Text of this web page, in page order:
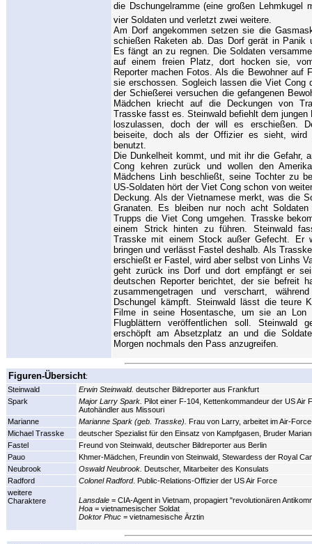
die Dschungelramme (eine großen
vier Soldaten und verletzt zwei weitere.
Am Dorf angekommen setzen sie die
schießen Raketen ab. Das Dorf gerät in Panik
Es fängt an zu regnen. Die Soldaten
auf einem freien Platz, dort hocken sie,
Reporter machen Fotos. Als die Bewohner auf
sie erschossen. Sogleich lassen die Viet Cong
der Schießerei versuchen die gefangenen
Mädchen kriecht auf die Deckungen von
Trasske fasst es. Steinwald befiehlt dem jungen
loszulassen, doch der will es erschießen.
beiseite, doch als der Offizier es sieht,
benutzt.
Die Dunkelheit kommt, und mit ihr die Gefahr,
Cong kehren zurück und wollen den
Mädchens Linh beschließt, seine Tochter zu
US-Soldaten hört der Viet Cong schon von
Deckung. Als der Vietnamese merkt, was die
Granaten. Es bleiben nur noch acht
Trupps die Viet Cong umgehen. Trasske
einem Strick hinten zu führen. Steinwald
Trasske mit einem Stock außer Gefecht. Er
bringen und verlässt Fastel deshalb. Als
erschießt er Fastel, wird aber selbst von Linhs
geht zurück ins Dorf und dort empfängt er
deutschen Reporter berichtet, der sie befreit
zusammengetragen und verscharrt,
Dschungel kämpft. Steinwald lässt die teure
Filme in seine Hosentasche, um sie an
Flugblättern veröffentlichen soll. Steinwald
erschöpft am Absetzplatz an und die
Morgen nochmals den Pass anzugreifen.
Figuren-Übersicht:
Steinwald
Erwin Steinwald. deutscher Bildreporter aus Frankfurt
Spark
Major Larry Spark. Pilot einer F-104, Kettenkommandeur der US Air
Autohändler aus Missouri
Marianne
Marianne Spark (geb. Trasske).
Frau von Larry, arbeitet im Air-
Michael Trasske
deutscher Spezialist für den Einsatz von Kampfgasen, Bruder
Fastel
Freund von Steinwald, deutscher Bildreporter aus Berlin
Pauo
Khmer-Mädchen, Freundin von Steinwald, Stewardess der Royal
Neubrook
Oswald Neubrook. Deutscher, Mitarbeiter des Konsulats
Radford
Colonel Radford. Public-Relations-Offizier der US Air Force
weitere
Charaktere
Lansdale = CIA-Agent in Vietnam, propagiert "revolutionären
Hoa = vietnamesischer Soldat
Doktor Phuc = vietnamesische Ärztin